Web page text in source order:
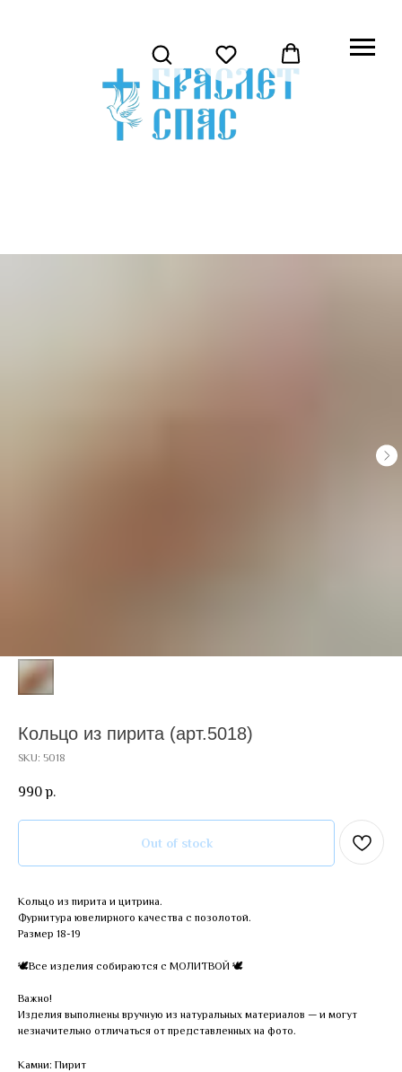
Кольцо из пирита (арт.5018)
SKU: 5018
990 р.
Out of stock
Кольцо из пирита и цитрина.
Фурнитура ювелирного качества с позолотой.
Размер 18-19
🕊Все изделия собираются с МОЛИТВОЙ 🕊
Важно!
Изделия выполнены вручную из натуральных материалов — и могут
незначительно отличаться от представленных на фото.
Камни: Пирит